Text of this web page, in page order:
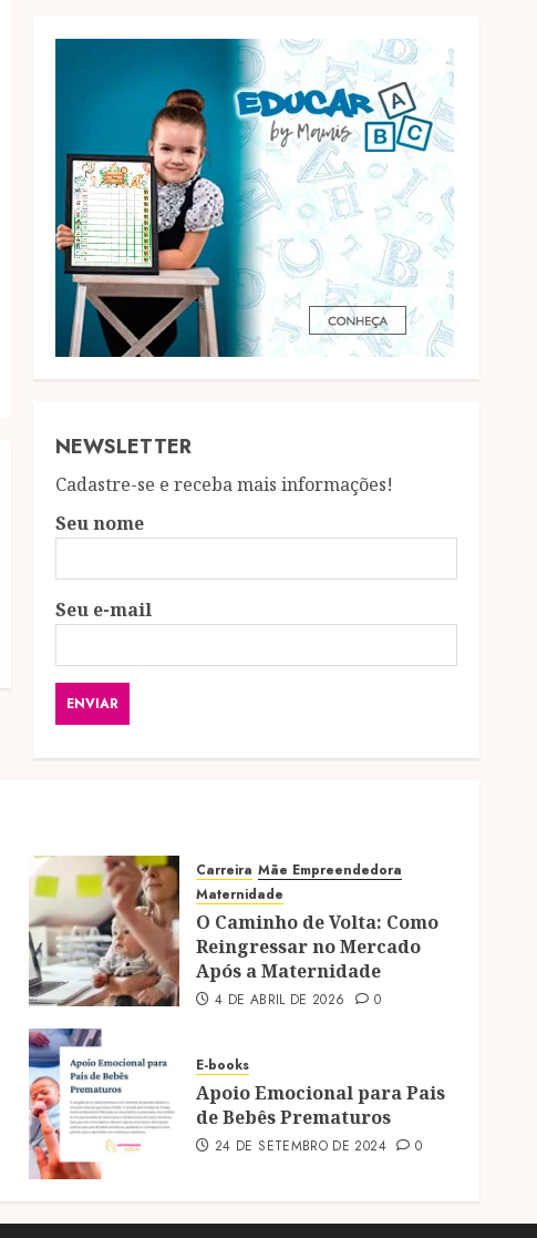
NEWSLETTER
Cadastre-se e receba mais informações!
Seu nome
Seu e-mail
Carreira Mãe Empreendedora
Maternidade
O Caminho de Volta: Como
Reingressar no Mercado
Após a Maternidade
4 DE ABRIL DE 2026 0
E-books
Apoio Emocional para Pais
de Bebês Prematuros
24 DE SETEMBRO DE 2024 0